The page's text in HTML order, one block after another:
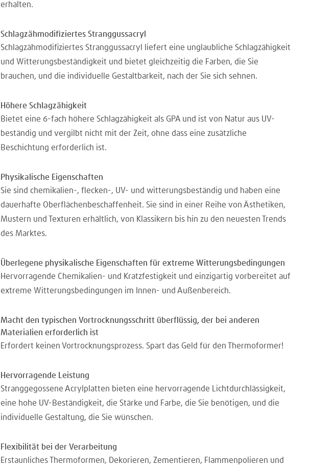
erhalten.
Schlagzähmodifiziertes Stranggussacryl
Schlagzähmodifiziertes Stranggussacryl liefert eine unglaubliche Schlagzähigkeit
und Witterungsbeständigkeit und bietet gleichzeitig die Farben, die Sie
brauchen, und die individuelle Gestaltbarkeit, nach der Sie sich sehnen.
Höhere Schlagzähigkeit
Bietet eine 6-fach höhere Schlagzähigkeit als GPA und ist von Natur aus UV-
beständig und vergilbt nicht mit der Zeit, ohne dass eine zusätzliche
Beschichtung erforderlich ist.
Physikalische Eigenschaften
Sie sind chemikalien-, flecken-, UV- und witterungsbeständig und haben eine
dauerhafte Oberflächenbeschaffenheit. Sie sind in einer Reihe von Ästhetiken,
Mustern und Texturen erhältlich, von Klassikern bis hin zu den neuesten Trends
des Marktes.
Überlegene physikalische Eigenschaften für extreme Witterungsbedingungen
Hervorragende Chemikalien- und Kratzfestigkeit und einzigartig vorbereitet auf
extreme Witterungsbedingungen im Innen- und Außenbereich.
Macht den typischen Vortrocknungsschritt überflüssig, der bei anderen
Materialien erforderlich ist
Erfordert keinen Vortrocknungsprozess. Spart das Geld für den Thermoformer!
Hervorragende Leistung
Stranggegossene Acrylplatten bieten eine hervorragende Lichtdurchlässigkeit,
eine hohe UV-Beständigkeit, die Stärke und Farbe, die Sie benötigen, und die
individuelle Gestaltung, die Sie wünschen.
Flexibilität bei der Verarbeitung
Erstaunliches Thermoformen, Dekorieren, Zementieren, Flammenpolieren und